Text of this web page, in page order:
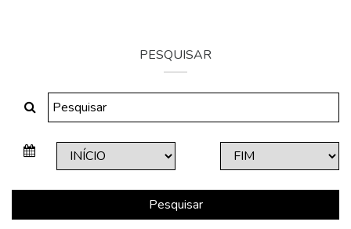
PESQUISAR
Pesquisar